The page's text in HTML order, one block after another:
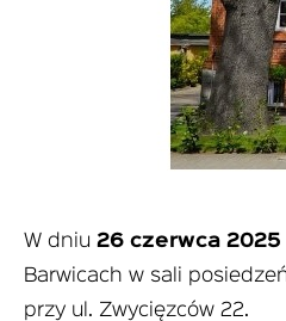
W dniu 26 czerwca
Barwicach w sali
przy ul. Zwycięzców 22.